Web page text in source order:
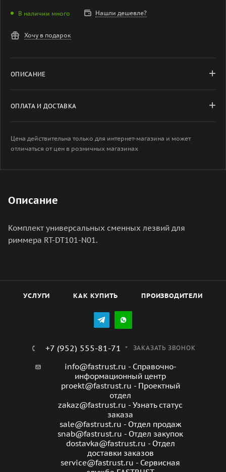
В наличии много Нашли дешевле?
Хочу в подарок
ОПИСАНИЕ
ОПЛАТА И ДОСТАВКА
Цена действительна только для интернет-магазина и может
отличаться от цен в розничных магазинах
Описание
Комплект универсальных сменных лезвий для
риммера RT-DT101-N01.
УСЛУГИ КАК КУПИТЬ ПРОИЗВОДИТЕЛИ
+7 (952) 555-81-71 ЗАКАЗАТЬ ЗВОНОК
info@fastrust.ru - Справочно-
информационный центр
proekt@fastrust.ru - Проектный
отдел
zakaz@fastrust.ru - Узнать статус
заказа
sale@fastrust.ru - Отдел продаж
snab@fastrust.ru - Отдел закупок
dostavka@fastrust.ru - Отдел
доставки заказов
service@fastrust.ru - Сервисная